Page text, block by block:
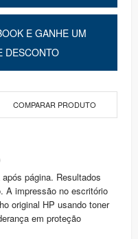
E GANHE UM
DESCONTO
COMPARAR PRODUTO
página. Resultados
A impressão no escritório
original HP usando toner
em proteção